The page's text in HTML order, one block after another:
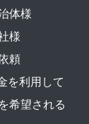
体様
様
頼
を利用して
希望される